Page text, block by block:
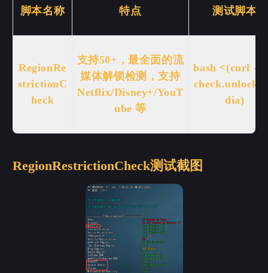
脚本名称 特点 测试脚本
RegionRe
strictionC
heck
支持50+，最全面的流
媒体解锁检测，支持
Netflix/Disney+/YouT
ube 等
bash <(curl -L
dia)
RegionRestrictionCheck测试截图